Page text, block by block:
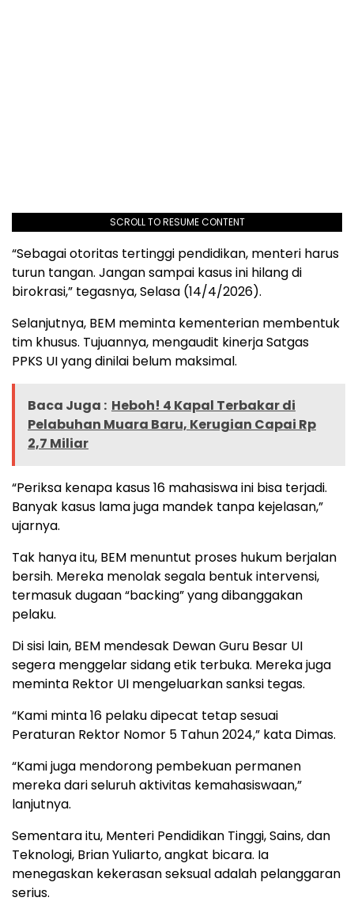
SCROLL TO RESUME CONTENT
“Sebagai otoritas tertinggi pendidikan, menteri harus
turun tangan. Jangan sampai kasus ini hilang di
birokrasi,” tegasnya, Selasa (14/4/2026).
Selanjutnya, BEM meminta kementerian membentuk
tim khusus. Tujuannya, mengaudit kinerja Satgas
PPKS UI yang dinilai belum maksimal.
Baca Juga : Heboh! 4 Kapal Terbakar di
Pelabuhan Muara Baru, Kerugian Capai Rp
2,7 Miliar
“Periksa kenapa kasus 16 mahasiswa ini bisa terjadi.
Banyak kasus lama juga mandek tanpa kejelasan,”
ujarnya.
Tak hanya itu, BEM menuntut proses hukum berjalan
bersih. Mereka menolak segala bentuk intervensi,
termasuk dugaan “backing” yang dibanggakan
pelaku.
Di sisi lain, BEM mendesak Dewan Guru Besar UI
segera menggelar sidang etik terbuka. Mereka juga
meminta Rektor UI mengeluarkan sanksi tegas.
“Kami minta 16 pelaku dipecat tetap sesuai
Peraturan Rektor Nomor 5 Tahun 2024,” kata Dimas.
“Kami juga mendorong pembekuan permanen
mereka dari seluruh aktivitas kemahasiswaan,”
lanjutnya.
Sementara itu, Menteri Pendidikan Tinggi, Sains, dan
Teknologi, Brian Yuliarto, angkat bicara. Ia
menegaskan kekerasan seksual adalah pelanggaran
serius.